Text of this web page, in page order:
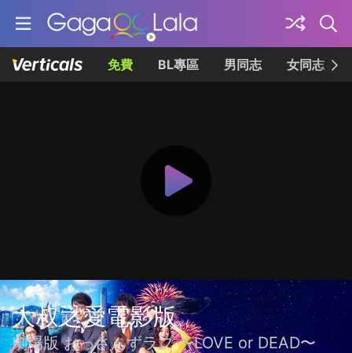
免費 BL專區 男同志 女同志
大叔之愛電影版
劇場版 おっさんずラブ 〜LOVE or DEAD〜